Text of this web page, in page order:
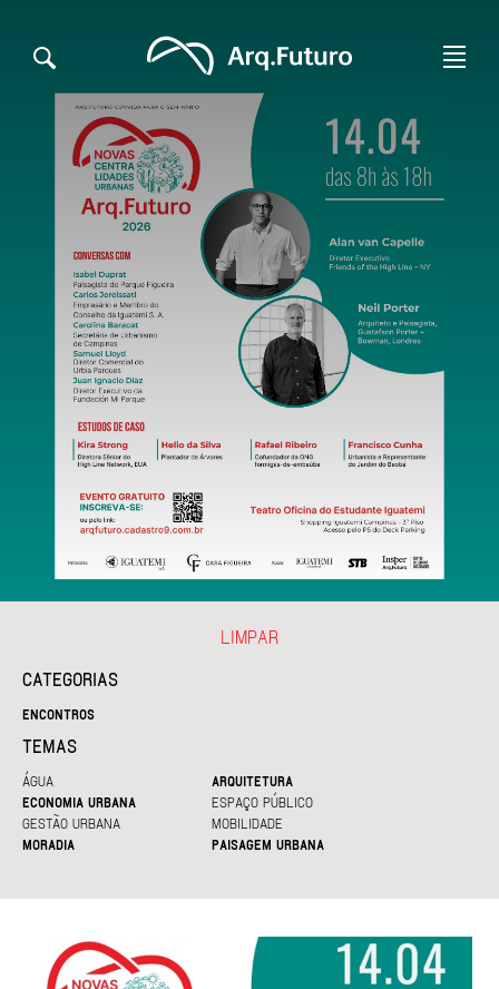
CATEGORIAS
ENCONTROS
TEMAS
ÁGUA
ARQUITETURA
ECONOMIA URBANA
ESPAÇO PÚBLICO
GESTÃO URBANA
MOBILIDADE
MORADIA
PAISAGEM URBANA
LIMPAR